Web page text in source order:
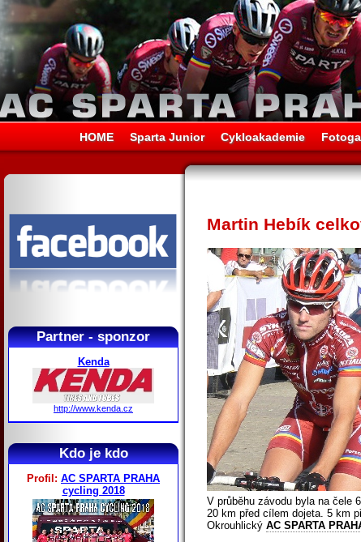
HOME Sparta Junior Cykloakademie
Partner - sponzor
Kenda
http://www.kenda.cz
Kdo je kdo
Profil: AC SPARTA PRAHA
cycling 2018
Martin Hebík
V průběhu závodu byla na čele
20 km před cílem dojeta. 5 km
Okrouhlický AC SPARTA